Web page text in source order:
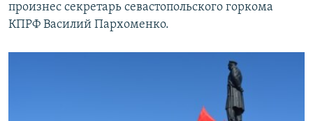
произнес секретарь севастопольского горкома
КПРФ Василий Пархоменко.